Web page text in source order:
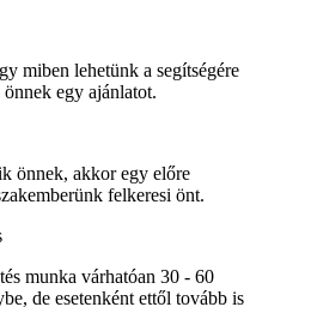
miben lehetünk a segítségére
egy ajánlatot.
önnek, akkor egy előre
felkeresi önt.
munka várhatóan 30 - 60
de esetenként ettől tovább is